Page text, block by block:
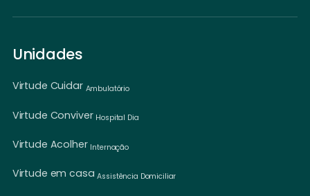
Unidades
Virtude Cuidar Ambulatório
Virtude Conviver Hospital Dia
Virtude Acolher Internação
Virtude em casa Assistência Domiciliar